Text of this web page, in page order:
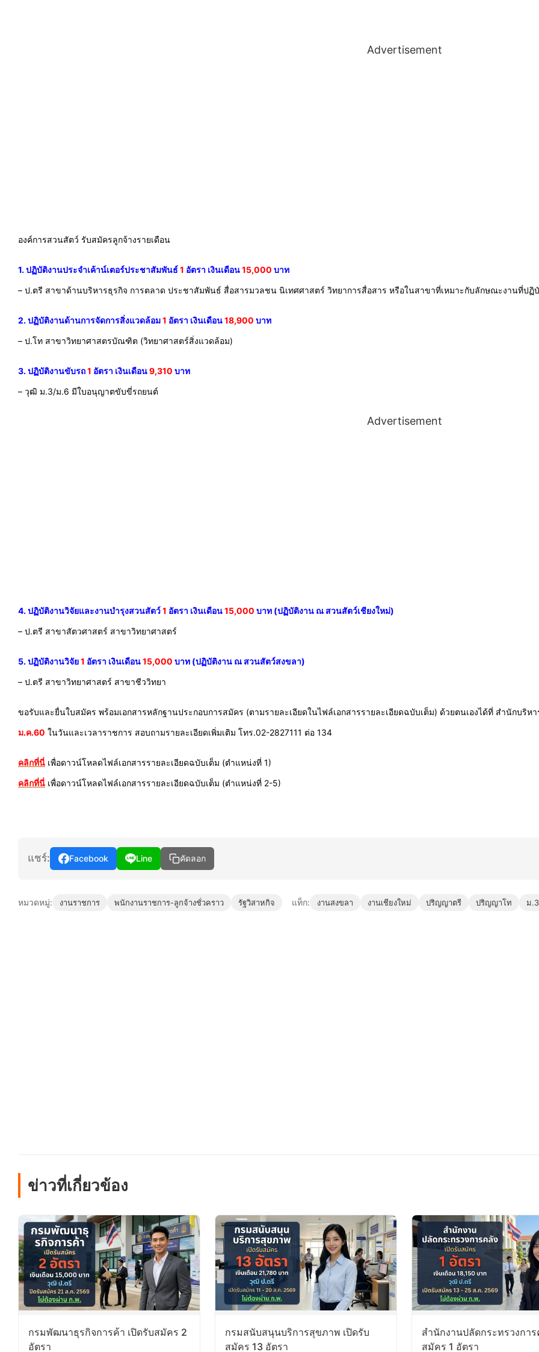
Advertisement
องค์การสวนสัตว์ รับสมัครลูกจ้างรายเดือน
1. ปฏิบัติงานประจำเค้าน์เตอร์ประชาสัมพันธ์1 อัตรา เงินเดือน15,000 บาท
– ป.ตรี สาขาด้านบริหารธุรกิจ การตลาด ประชาสัมพันธ์ สื่อสารมวลชน นิเทศศาสตร์ วิทยาการสื่อสาร หรือในสาขาที่เหมาะกับลักษณะงานที่ปฏิ
2. ปฏิบัติงานด้านการจัดการสิ่งแวดล้อม1 อัตรา เงินเดือน18,900 บาท
– ป.โท สาขาวิทยาศาสตรบัณฑิต (วิทยาศาสตร์สิ่งแวดล้อม)
3. ปฏิบัติงานขับรถ1 อัตรา เงินเดือน9,310 บาท
– วุฒิ ม.3/ม.6 มีใบอนุญาตขับขี่รถยนต์
Advertisement
4. ปฏิบัติงานวิจัยและงานบำรุงสวนสัตว์1 อัตรา เงินเดือน15,000 บาท (ปฏิบัติงาน ณ สวนสัตว์เชียงใหม่)
– ป.ตรี สาขาสัตวศาสตร์ สาขาวิทยาศาสตร์
5. ปฏิบัติงานวิจัย1 อัตรา เงินเดือน15,000 บาท (ปฏิบัติงาน ณ สวนสัตว์สงขลา)
– ป.ตรี สาขาวิทยาศาสตร์ สาขาชีววิทยา
ขอรับและยื่นใบสมัคร พร้อมเอกสารหลักฐานประกอบการสมัคร (ตามรายละเอียดในไฟล์เอกสารรายละเอียดฉบับเต็ม) ด้วยตนเองได้ที่ สำนักบ
ม.ค.60 ในวันและเวลาราชการ สอบถามรายละเอียดเพิ่มเติม โทร.02-2827111 ต่อ 134
คลิกที่นี่ เพื่อดาวน์โหลดไฟล์เอกสารรายละเอียดฉบับเต็ม (ตำแหน่งที่ 1)
คลิกที่นี่ เพื่อดาวน์โหลดไฟล์เอกสารรายละเอียดฉบับเต็ม (ตำแหน่งที่ 2-5)
แชร์: Facebook Line คัดลอก
หมวดหมู่: งานราชการ พนักงานราชการ-ลูกจ้างชั่วคราว รัฐวิสาหกิจ แท็ก: งานสงขลา งานเชียงใหม่ ปริญญาตรี ปริญญาโท ม.3
ข่าวที่เกี่ยวข้อง
กรมพัฒนาธุรกิจการค้า เปิดรับสมัคร 2
อัตรา
กรมสนับสนุนบริการสุขภาพ เปิดรับ
สมัคร 13 อัตรา
สำนักงานปลัดกระทรวงการ
สมัคร 1 อัตรา